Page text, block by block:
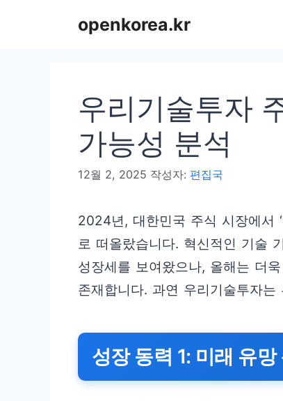
openkorea.kr
우리기술투자
가능성 분석
12월 2, 2025 작성자: 편집국
2024년, 대한민국 주식 시장에서
로 떠올랐습니다. 혁신적인 기술
성장세를 보여왔으나, 올해는 더
존재합니다. 과연 우리기술투자
성장 동력 1: 미래 유